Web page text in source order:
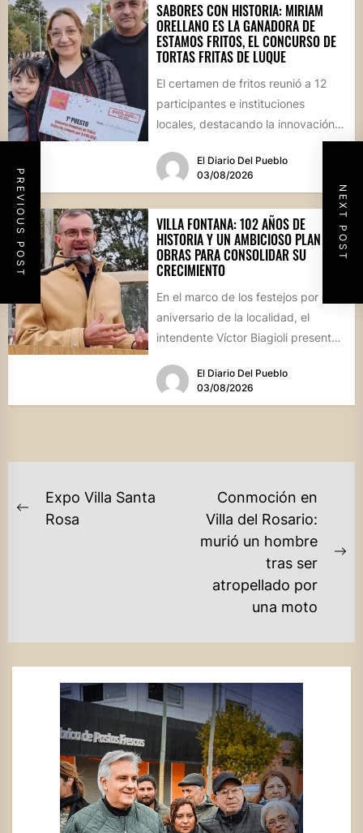
PREVIOUS POST NEXT POST
SABORES CON HISTORIA: MIRIAM
ORELLANO ES LA GANADORA DE
ESTAMOS FRITOS, EL CONCURSO DE
TORTAS FRITAS DE LUQUE
El certamen de fritos reunió a 12
participantes e instituciones
locales, destacando la innovación
culinaria y el profundo arraigo de...
El Diario Del Pueblo
03/08/2026
VILLA FONTANA: 102 AÑOS DE
HISTORIA Y UN AMBICIOSO PLAN DE
OBRAS PARA CONSOLIDAR SU
CRECIMIENTO
En el marco de los festejos por el
aniversario de la localidad, el
intendente Víctor Biagioli presentó
El Diario Del Pueblo
03/08/2026
NAVEGACIÓN
Previous
Expo Villa Santa
Rosa
Conmoción en
Villa del Rosario:
murió un hombre
tras ser
atropellado por
una moto